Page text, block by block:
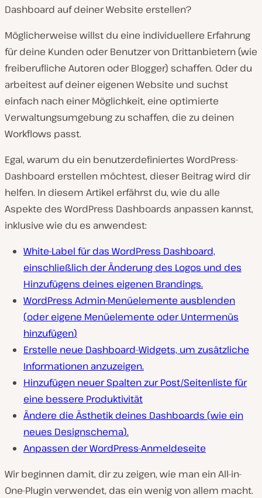
Dashboard auf deiner Website erstellen?
Möglicherweise willst du eine individuellere Erfahrung
für deine Kunden oder Benutzer von Drittanbietern (wie
freiberufliche Autoren oder Blogger) schaffen. Oder du
arbeitest auf deiner eigenen Website und suchst
einfach nach einer Möglichkeit, eine optimierte
Verwaltungsumgebung zu schaffen, die zu deinen
Workflows passt.
Egal, warum du ein benutzerdefiniertes WordPress-
Dashboard erstellen möchtest, dieser Beitrag wird dir
helfen. In diesem Artikel erfährst du, wie du alle
Aspekte des WordPress Dashboards anpassen kannst,
inklusive wie du es anwendest:
White-Label für das WordPress Dashboard,
einschließlich der Änderung des Logos und des
Hinzufügens deines eigenen Brandings.
WordPress Admin-Menüelemente ausblenden
(oder eigene Menüelemente oder Untermenüs
hinzufügen)
Erstelle neue Dashboard-Widgets, um zusätzliche
Informationen anzuzeigen.
Hinzufügen neuer Spalten zur Post/Seitenliste für
eine bessere Produktivität
Ändere die Ästhetik deines Dashboards (wie ein
neues Designschema).
Anpassen der WordPress-Anmeldeseite
Wir beginnen damit, dir zu zeigen, wie man ein All-in-
One-Plugin verwendet, das ein wenig von allem macht.